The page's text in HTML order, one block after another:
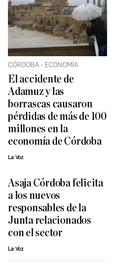
CÓRDOBA - ECONOMÍA
El accidente de
Adamuz y las
borrascas causaron
pérdidas de más de 100
millones en la
economía de Córdoba
La Voz
Asaja Córdoba felicita
a los nuevos
responsables de la
Junta relacionados
con el sector
La Voz